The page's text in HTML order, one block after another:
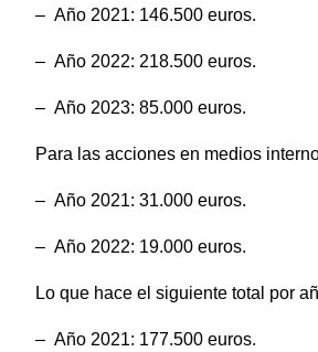
– Año 2021: 146.500 euros.
– Año 2022: 218.500 euros.
– Año 2023: 85.000 euros.
Para las acciones en medios
– Año 2021: 31.000 euros.
– Año 2022: 19.000 euros.
Lo que hace el siguiente total por
– Año 2021: 177.500 euros.